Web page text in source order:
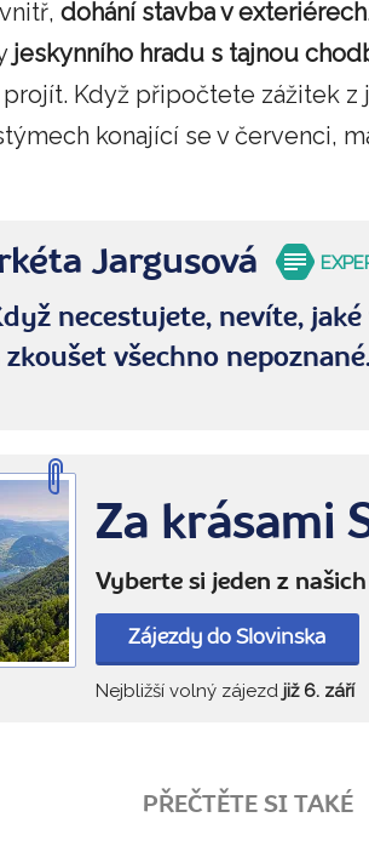
dohání stavba v exteriérech
jeskynního hradu s tajnou
Když připočtete zážitek z
konající se v červenci,
Jargusová
necestujete, nevíte,
zkoušet všechno
Za krásami
Vyberte si jeden z
Zájezdy do Slovinska
Nejbližší volný zájezdjiž 6. září
PŘEČTĚTE SI TAKÉ